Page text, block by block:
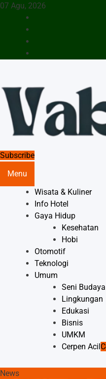
Skip
07 Agu, 2026
Vakansiinfo
Menyajikan Berita Serta
Subscribe
Menu
Wisata & Kuliner
Info Hotel
Gaya Hidup
Kesehatan
Hobi
Otomotif
Teknologi
Umum
Seni Budaya
Lingkungan
Edukasi
Bisnis
UMKM
Cerpen Acil
News